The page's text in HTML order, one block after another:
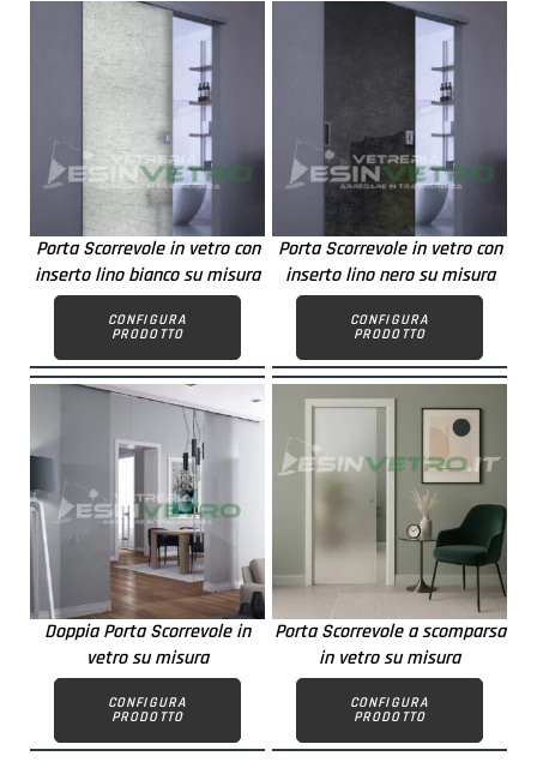
Porta Scorrevole in vetro con
inserto lino bianco su misura
CONFIGURA
PRODOTTO
Porta Scorrevole in vetro con
inserto lino nero su misura
CONFIGURA
PRODOTTO
Doppia Porta Scorrevole in
vetro su misura
CONFIGURA
PRODOTTO
Porta Scorrevole a scomparsa
in vetro su misura
CONFIGURA
PRODOTTO